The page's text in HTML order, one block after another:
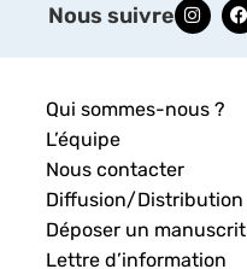
Nous suivre
Qui sommes-nous ?
L’équipe
Nous contacter
Diffusion/Distribution
Déposer un manuscrit
Lettre d’information